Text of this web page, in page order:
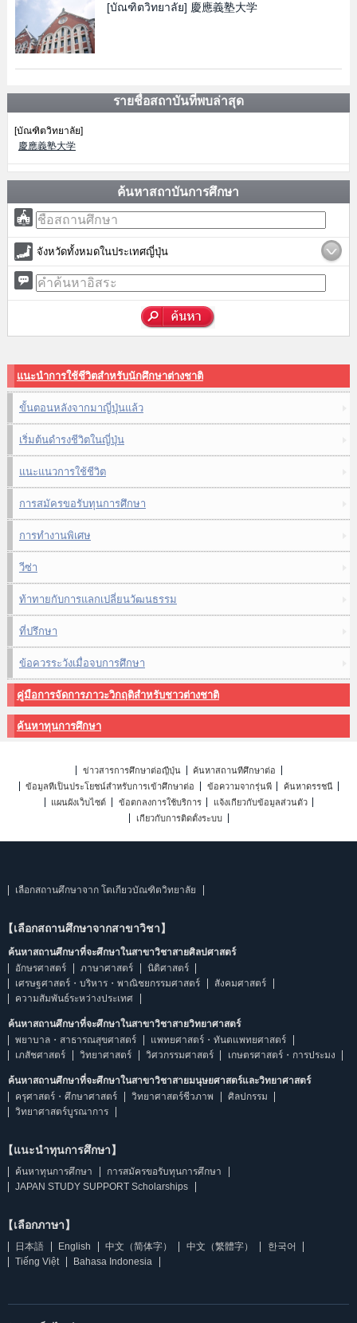
[บัณฑิตวิทยาลัย] 慶應義塾大学
รายชื่อสถาบันที่พบล่าสุด
[บัณฑิตวิทยาลัย]
慶應義塾大学
ค้นหาสถาบันการศึกษา
จังหวัดทั้งหมดในประเทศญี่ปุ่น
แนะนำการใช้ชีวิตสำหรับนักศึกษาต่างชาติ
ขั้นตอนหลังจากมาญี่ปุ่นแล้ว
เริ่มต้นดำรงชีวิตในญี่ปุ่น
แนะแนวการใช้ชีวิต
การสมัครขอรับทุนการศึกษา
การทำงานพิเศษ
วีซ่า
ท้าทายกับการแลกเปลี่ยนวัฒนธรรม
ที่ปรึกษา
ข้อควรระวังเมื่อจบการศึกษา
คู่มือการจัดการภาวะวิกฤติสำหรับชาวต่างชาติ
ค้นหาทุนการศึกษา
ข่าวสารการศึกษาต่อญี่ปุ่น
ค้นหาสถานที่ศึกษาต่อ
ข้อมูลที่เป็นประโยชน์สำหรับการเข้าศึกษาต่อ
ข้อความจากรุ่นพี่
ค้นหาดรรชนี
แผนผังเว็บไซต์
ข้อตกลงการใช้บริการ
แจ้งเกี่ยวกับข้อมูลส่วนตัว
เกี่ยวกับการติดตั้งระบบ
เลือกสถานศึกษาจาก โตเกียวบัณฑิตวิทยาลัย
【เลือกสถานศึกษาจากสาขาวิชา】
ค้นหาสถานศึกษาที่จะศึกษาในสาขาวิชาสายศิลปศาสตร์
อักษรศาสตร์
ภาษาศาสตร์
นิติศาสตร์
เศรษฐศาสตร์・บริหาร・พาณิชยกรรมศาสตร์
สังคมศาสตร์
ความสัมพันธ์ระหว่างประเทศ
ค้นหาสถานศึกษาที่จะศึกษาในสาขาวิชาสายวิทยาศาสตร์
พยาบาล・สาธารณสุขศาสตร์
แพทยศาสตร์・ทันตแพทยศาสตร์
เภสัชศาสตร์
วิทยาศาสตร์ วิศวกรรมศาสตร์ เกษตรศาสตร์・การประมง
ค้นหาสถานศึกษาที่จะศึกษาในสาขาวิชาสายมนุษยศาสตร์และวิทยาศาสตร์
ครุศาสตร์・ศึกษาศาสตร์
วิทยาศาสตร์ชีวภาพ
ศิลปกรรม
วิทยาศาสตร์บูรณาการ
【แนะนำทุนการศึกษา】
ค้นหาทุนการศึกษา
การสมัครขอรับทุนการศึกษา
JAPAN STUDY SUPPORT Scholarships
【เลือกภาษา】
日本語 English 中文（简体字） 中文（繁體字）
한국어
Tiếng Việt
Bahasa Indonesia